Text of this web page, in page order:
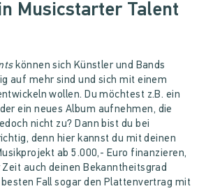
Musicstarter Talent
können sich Künstler und Bands
auf mehr sind und sich mit einem
wollen. Du möchtest z.B. ein
ein neues Album aufnehmen, die
nicht zu? Dann bist du bei
denn hier kannst du mit deinen
ab 5.000,- Euro finanzieren,
auch deinen Bekanntheitsgrad
Fall sogar den Plattenvertrag mit